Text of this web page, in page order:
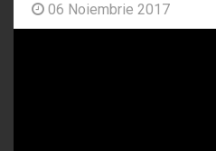
06 Noiembrie 2017